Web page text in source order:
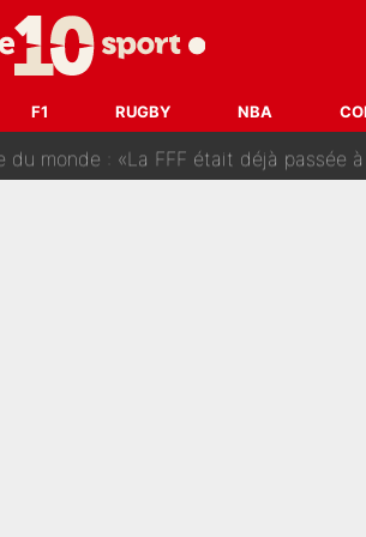
F1 RUGBY NBA
XV de France pourraient aussi quitter le Stade
SPORTS ne digère pas cette décision
monde : «La FFF était déjà passée